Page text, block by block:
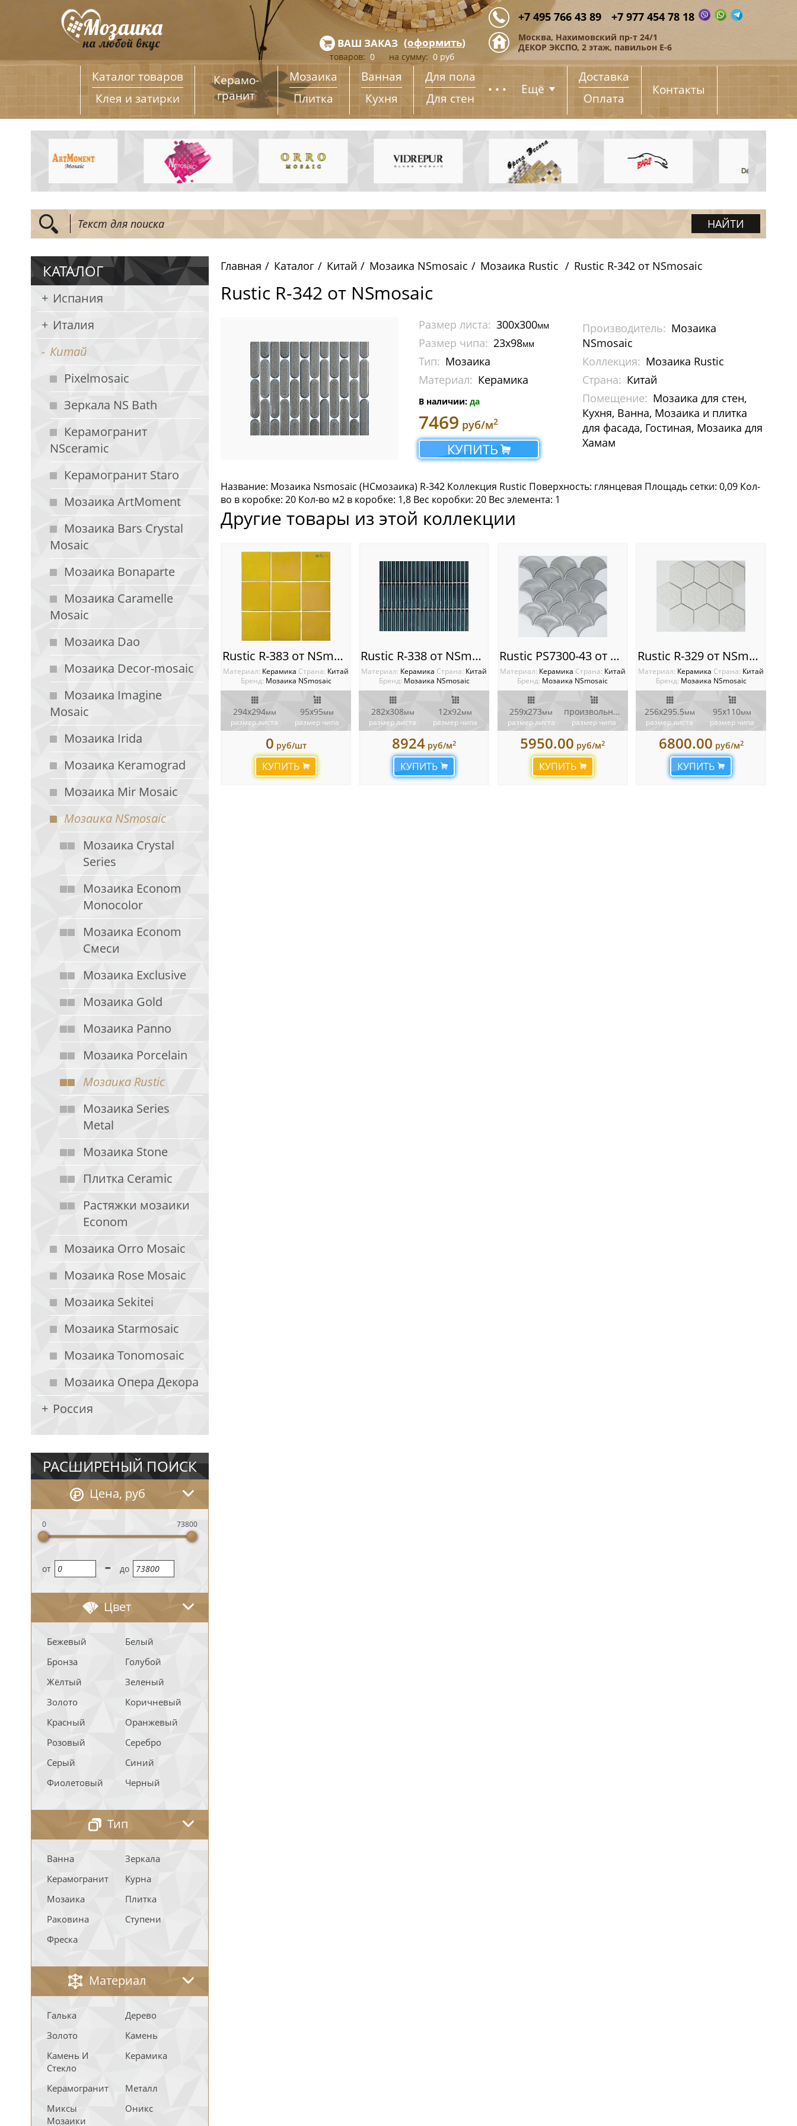
+7 495 766 43 89 +7 977 454 78 18
Москва, Нахимовский пр-т 24/1
ДЕКОР ЭКСПО, 2 этаж, павильон Е-6
ВАШ ЗАКАЗ (оформить)
товаров: 0 на сумму: 0 руб
Каталог товаров
Клея и затирки
Керамо­
гранит
Мозаика
Плитка
Ванная
Кухня
Для пола
Для стен
... Ещё
Доставка
Оплата
Контакты
КАТАЛОГ
Испания
Италия
Китай
Pixelmosaic
Зеркала NS Bath
Керамогранит
NSceramic
Керамогранит Staro
Мозаика ArtMoment
Мозаика Bars Crystal
Mosaic
Мозаика Bonaparte
Мозаика Caramelle
Mosaic
Мозаика Dao
Мозаика Decor-mosaic
Мозаика Imagine
Mosaic
Мозаика Irida
Мозаика Keramograd
Мозаика Mir Mosaic
Мозаика NSmosaic
Мозаика Crystal
Series
Мозаика Econom
Monocolor
Мозаика Econom
Смеси
Мозаика Exclusive
Мозаика Gold
Мозаика Panno
Мозаика Porcelain
Мозаика Rustic
Мозаика Series
Metal
Мозаика Stone
Плитка Ceramic
Растяжки мозаики
Econom
Мозаика Orro Mosaic
Мозаика Rose Mosaic
Мозаика Sekitei
Мозаика Starmosaic
Мозаика Tonomosaic
Мозаика Опера Декора
Россия
РАСШИРЕНЫЙ ПОИСК
Цена, руб
0 73800
oт - до
Цвет
Бежевый
Белый
Бронза
Голубой
Жёлтый
Зеленый
Золото
Коричневый
Красный
Оранжевый
Розовый
Серебро
Серый
Синий
Фиолетовый
Черный
Тип
Ванна
Зеркала
Керамогранит
Курна
Мозаика
Плитка
Раковина
Ступени
Фреска
Материал
Галька
Дерево
Золото
Камень
Камень И
Стекло
Керамика
Керамогранит
Металл
Миксы
Мозаики
Оникс
Главная Каталог Китай Мозаика NSmosaic Мозаика Rustic Rustic R-342 от NSmosaic
Rustic R-342 от NSmosaic
Производитель: Мозаика
NSmosaic
Коллекция: Мозаика Rustic
Страна: Китай
Помещение: Мозаика для стен,
Кухня, Ванна, Мозаика и плитка
для фасада, Гостиная, Мозаика для
Хамам
Размер листа: 300x300мм
Размер чипа: 23x98мм
Тип: Мозаика
Материал: Керамика
В наличии: да
7469 руб/м2
КУПИТЬ
Название: Мозаика Nsmosaic (НСмозаика) R-342 Коллекция Rustic Поверхность: глянцевая Площадь сетки: 0,09 Кол-
во в коробке: 20 Кол-во м2 в коробке: 1,8 Вес коробки: 20 Вес элемента: 1
Другие товары из этой коллекции
Rustic R-383 от NSmosaic
Материал: Керамика Cтрана: Китай
Бренд: Мозаика NSmosaic
294x294мм
размер листа
95x95мм
размер чипа
0 руб/шт
КУПИТЬ
Rustic R-338 от NSmosaic
Материал: Керамика Cтрана: Китай
Бренд: Мозаика NSmosaic
282x308мм
размер листа
12x92мм
размер чипа
8924 руб/м2
КУПИТЬ
Rustic PS7300-43 от NSmosaic
Материал: Керамика Cтрана: Китай
Бренд: Мозаика NSmosaic
259х273мм
размер листа
произвольной формы
мм
размер чипа
5950.00 руб/м2
КУПИТЬ
Rustic R-329 от NSmosaic
Материал: Керамика Cтрана: Китай
Бренд: Мозаика NSmosaic
256х295.5мм
размер листа
95х110мм
размер чипа
6800.00 руб/м2
КУПИТЬ